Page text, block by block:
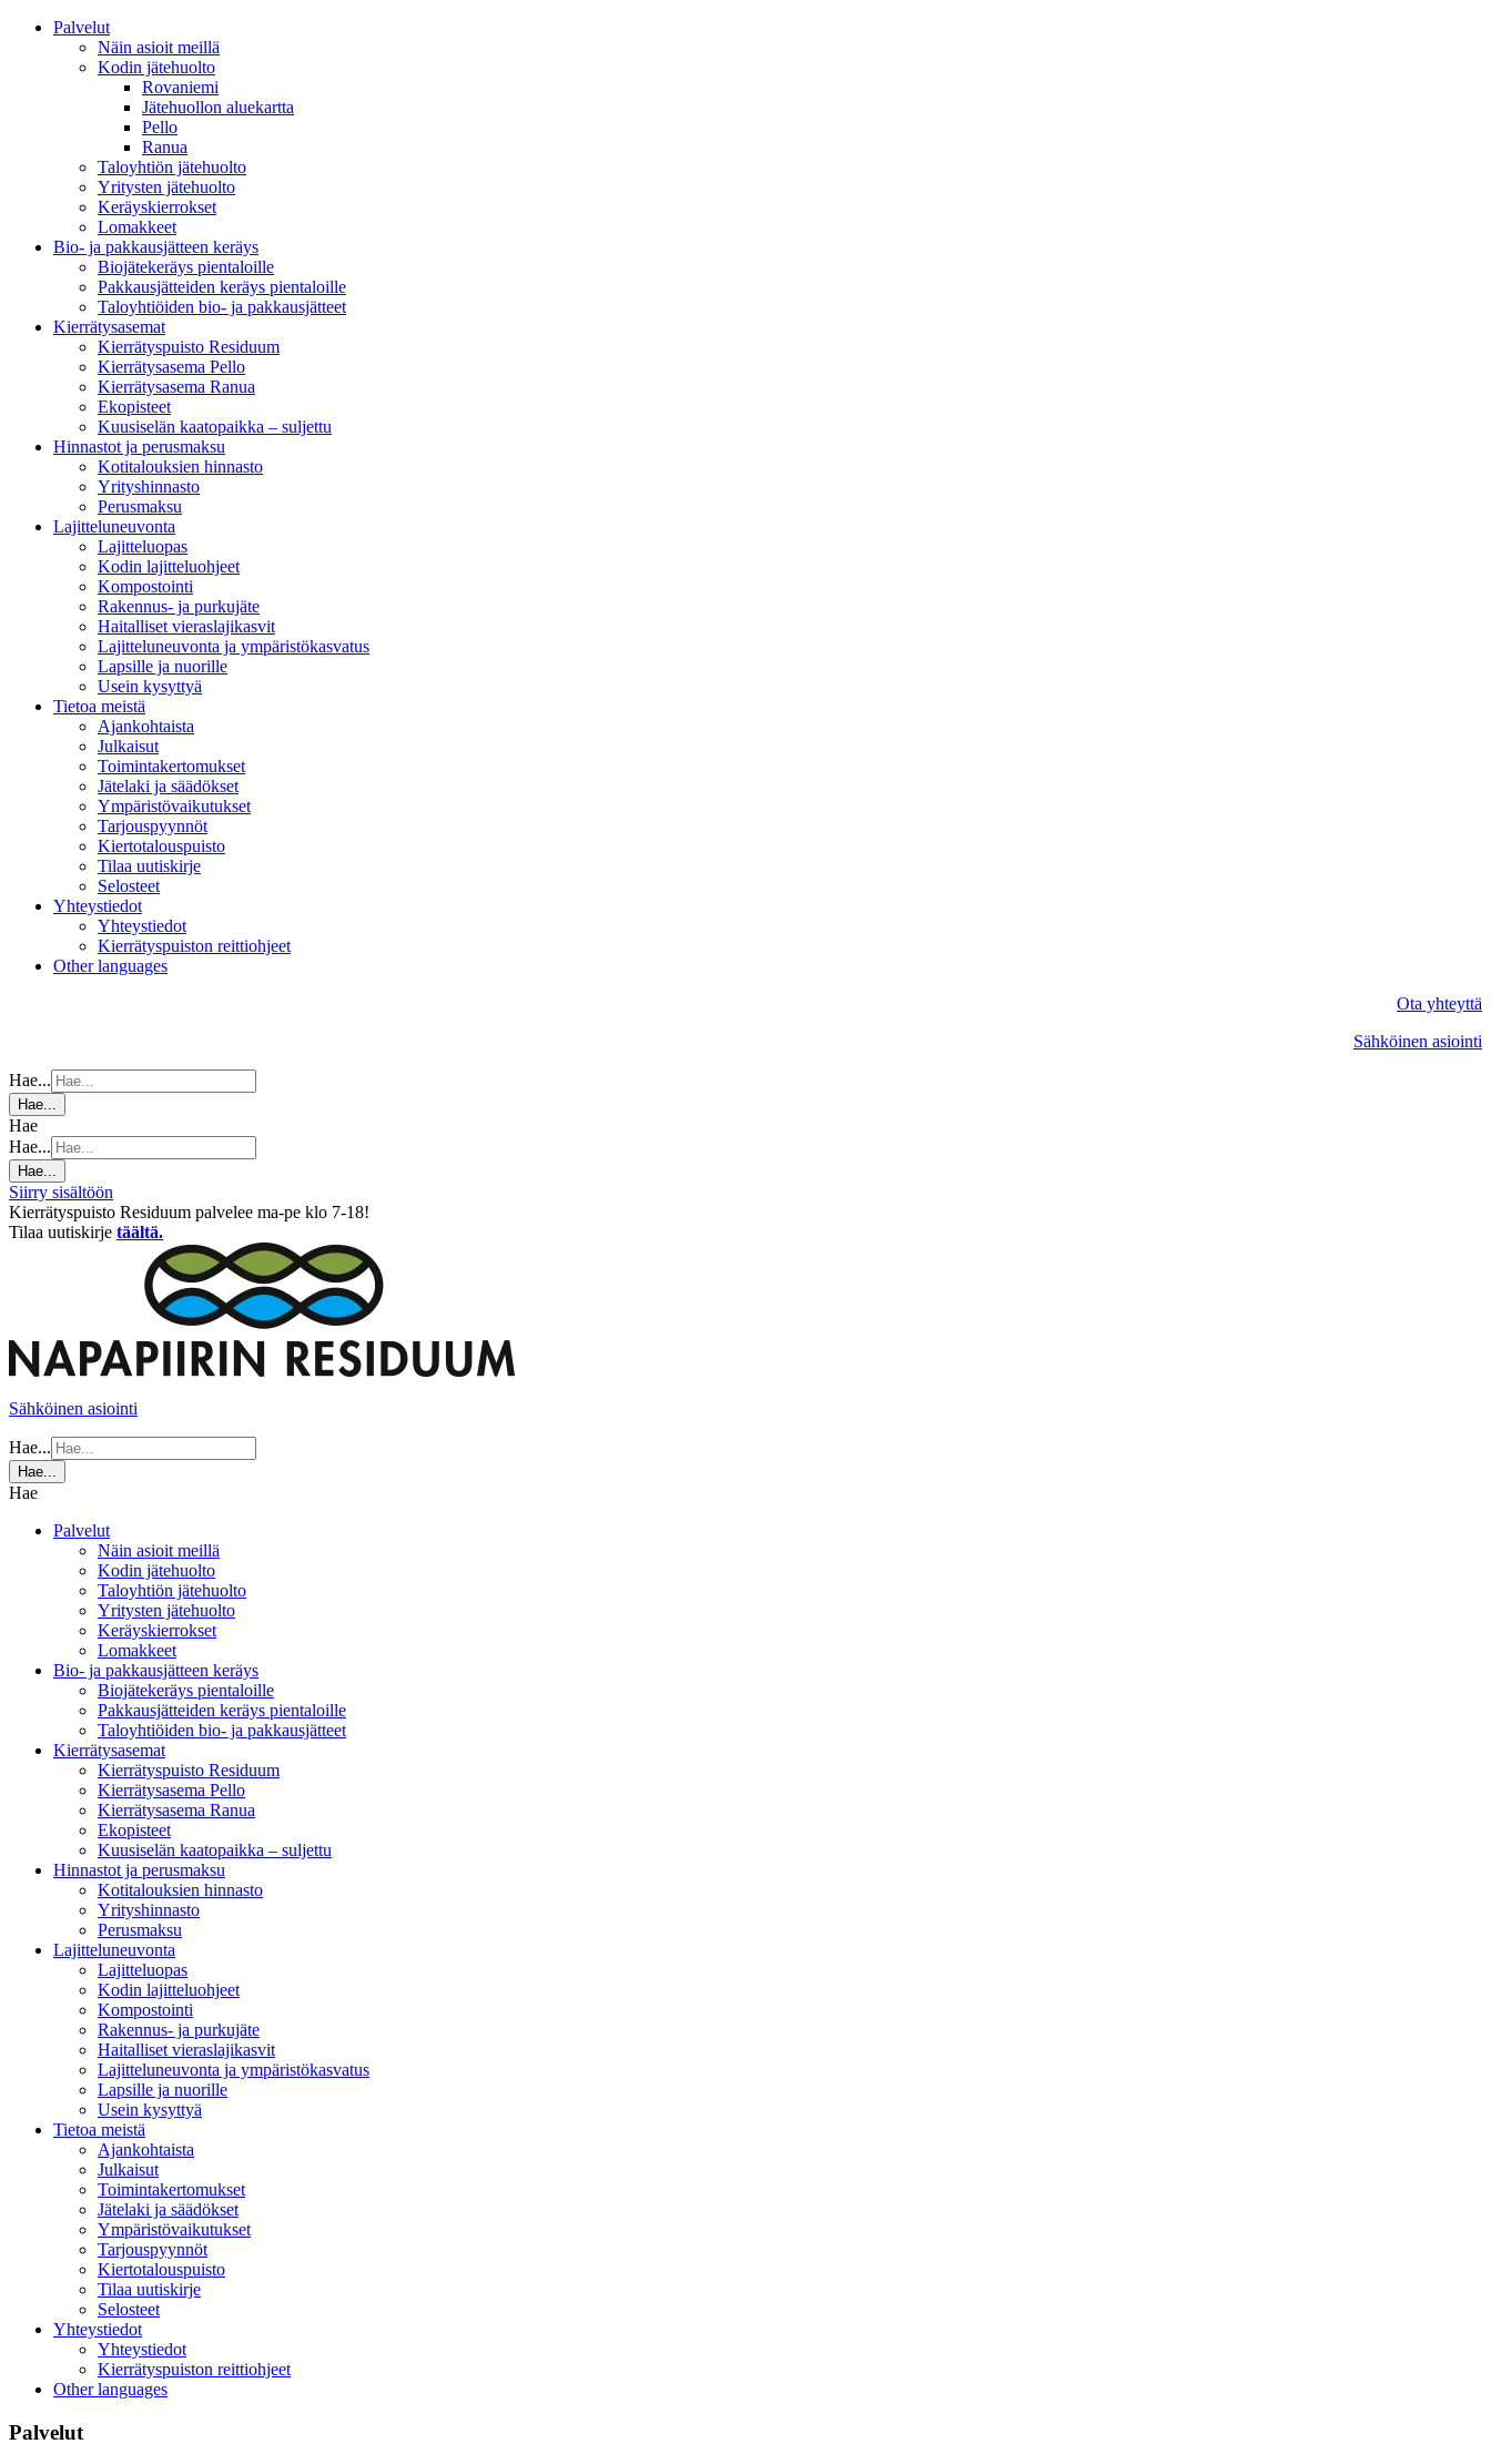
Palvelut
Näin asioit meillä
Kodin jätehuolto
Rovaniemi
Jätehuollon aluekartta
Pello
Ranua
Taloyhtiön jätehuolto
Yritysten jätehuolto
Keräyskierrokset
Lomakkeet
Bio- ja pakkausjätteen keräys
Biojätekeräys pientaloille
Pakkausjätteiden keräys pientaloille
Taloyhtiöiden bio- ja pakkausjätteet
Kierrätysasemat
Kierrätyspuisto Residuum
Kierrätysasema Pello
Kierrätysasema Ranua
Ekopisteet
Kuusiselän kaatopaikka – suljettu
Hinnastot ja perusmaksu
Kotitalouksien hinnasto
Yrityshinnasto
Perusmaksu
Lajitteluneuvonta
Lajitteluopas
Kodin lajitteluohjeet
Kompostointi
Rakennus- ja purkujäte
Haitalliset vieraslajikasvit
Lajitteluneuvonta ja ympäristökasvatus
Lapsille ja nuorille
Usein kysyttyä
Tietoa meistä
Ajankohtaista
Julkaisut
Toimintakertomukset
Jätelaki ja säädökset
Ympäristövaikutukset
Tarjouspyynnöt
Kiertotalouspuisto
Tilaa uutiskirje
Selosteet
Yhteystiedot
Yhteystiedot
Kierrätyspuiston reittiohjeet
Other languages
Ota yhteyttä
Sähköinen asiointi
Hae...
Hae...
Hae
Hae...
Hae...
Siirry sisältöön
Kierrätyspuisto Residuum palvelee ma-pe klo 7-18!
Tilaa uutiskirje täältä.
Sähköinen asiointi
Hae...
Hae...
Hae
Palvelut
Näin asioit meillä
Kodin jätehuolto
Taloyhtiön jätehuolto
Yritysten jätehuolto
Keräyskierrokset
Lomakkeet
Bio- ja pakkausjätteen keräys
Biojätekeräys pientaloille
Pakkausjätteiden keräys pientaloille
Taloyhtiöiden bio- ja pakkausjätteet
Kierrätysasemat
Kierrätyspuisto Residuum
Kierrätysasema Pello
Kierrätysasema Ranua
Ekopisteet
Kuusiselän kaatopaikka – suljettu
Hinnastot ja perusmaksu
Kotitalouksien hinnasto
Yrityshinnasto
Perusmaksu
Lajitteluneuvonta
Lajitteluopas
Kodin lajitteluohjeet
Kompostointi
Rakennus- ja purkujäte
Haitalliset vieraslajikasvit
Lajitteluneuvonta ja ympäristökasvatus
Lapsille ja nuorille
Usein kysyttyä
Tietoa meistä
Ajankohtaista
Julkaisut
Toimintakertomukset
Jätelaki ja säädökset
Ympäristövaikutukset
Tarjouspyynnöt
Kiertotalouspuisto
Tilaa uutiskirje
Selosteet
Yhteystiedot
Yhteystiedot
Kierrätyspuiston reittiohjeet
Other languages
Palvelut